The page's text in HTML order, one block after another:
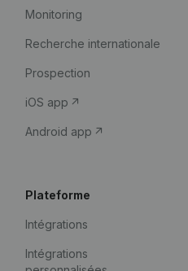
Monitoring
Recherche internationale
Prospection
iOS app
Android app
Plateforme
Intégrations
Intégrations